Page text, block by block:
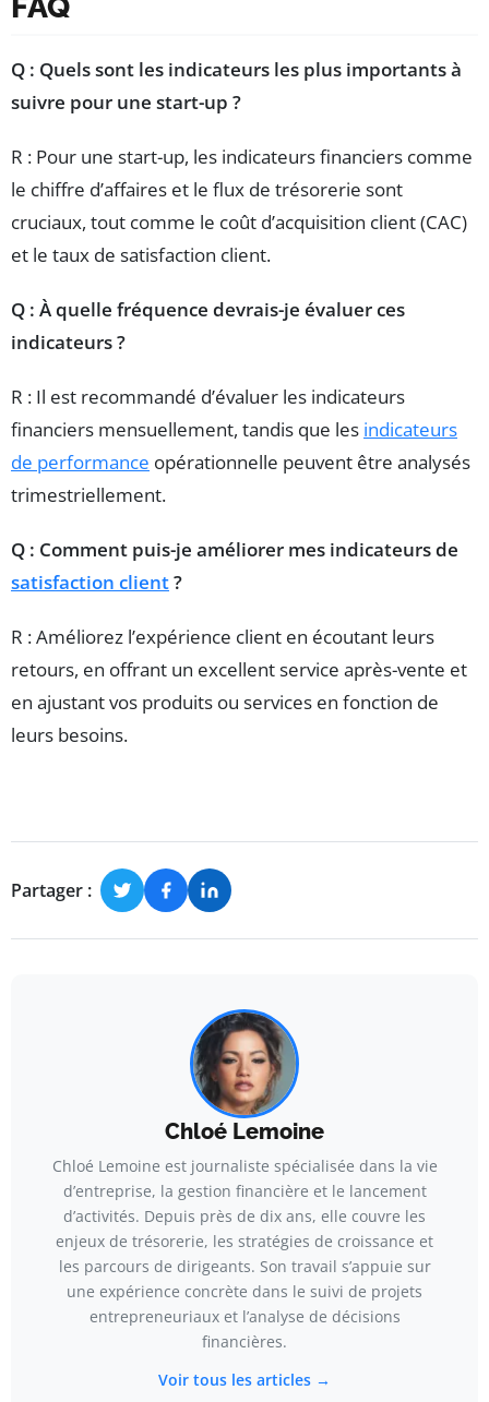
FAQ
Q : Quels sont les indicateurs les plus importants à
suivre pour une start-up ?
R : Pour une start-up, les indicateurs financiers comme
le chiffre d’affaires et le flux de trésorerie sont
cruciaux, tout comme le coût d’acquisition client (CAC)
et le taux de satisfaction client.
Q : À quelle fréquence devrais-je évaluer ces
indicateurs ?
R : Il est recommandé d’évaluer les indicateurs
financiers mensuellement, tandis que les indicateurs
de performance opérationnelle peuvent être analysés
trimestriellement.
Q : Comment puis-je améliorer mes indicateurs de
satisfaction client?
R : Améliorez l’expérience client en écoutant leurs
retours, en offrant un excellent service après-vente et
en ajustant vos produits ou services en fonction de
leurs besoins.
Partager :
Chloé Lemoine
Chloé Lemoine est journaliste spécialisée dans la vie
d’entreprise, la gestion financière et le lancement
d’activités. Depuis près de dix ans, elle couvre les
enjeux de trésorerie, les stratégies de croissance et
les parcours de dirigeants. Son travail s’appuie sur
une expérience concrète dans le suivi de projets
entrepreneuriaux et l’analyse de décisions
financières.
Voir tous les articles →